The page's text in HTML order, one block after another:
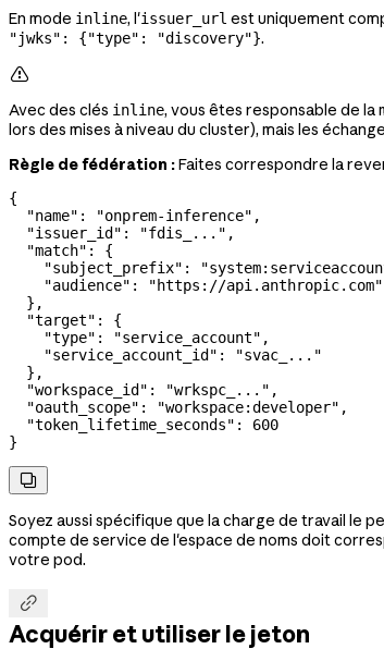
En mode inline, l'issuer_url est uniquement
"jwks": {"type": "discovery"}.

Avec des clés inline, vous êtes responsable de
lors des mises à niveau du cluster), mais les
Règle de fédération :Faites correspondre la
{
  "name"
: "onprem-inference" ,
  "issuer_id"
: "fdis_..." ,
  "match"
: {
    "subject_prefix"
:
    "audience"
:
"https://api.anthropic.com"
  },
  "target"
: {
    "type"
: "service_account" ,
    "service_account_id"
:
"svac_..."
  },
  "workspace_id"
: "wrkspc_..." ,
  "oauth_scope"
: "workspace:developer" ,
  "token_lifetime_seconds"
: 600
}

Soyez aussi spécifique que la charge de travail le
compte de service de l'espace de noms doit
votre pod.

Acquérir et utiliser le jeton